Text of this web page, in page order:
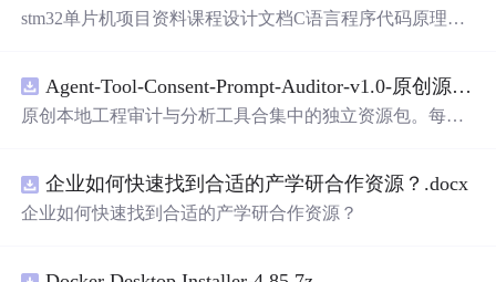
stm32单片机项目资料课程设计文档C语言程序代码原理图
Agent-Tool-Consent-Prompt-Auditor-v1.0-原创源码与文档.zip
原创本地工程审计与分析工具合集中的独立资源包。每个
README、运行说明、功能清单、MIT License及原创与授
权声明。解压后进入project目录，执行npm test验证算法，
目源码、Logo、官方截图、论文、生产日志或其他受限素
企业如何快速找到合适的产学研合作资源？.docx
企业如何快速找到合适的产学研合作资源？